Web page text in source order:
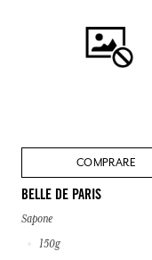
COMPRARE
BELLE DE PARIS
Sapone
150g